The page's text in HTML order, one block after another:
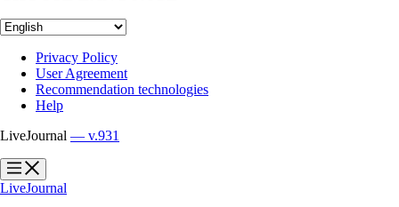
Privacy Policy
User Agreement
Recommendation technologies
Help
LiveJournal — v.931
?
?
LiveJournal